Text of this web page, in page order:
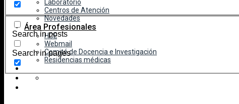
Laboratorio
Centros de Atención
Novedades
Área Profesionales
HCE
Webmail
Comité de Docencia e Investigación
Residencias médicas
Search in posts
Search in pages